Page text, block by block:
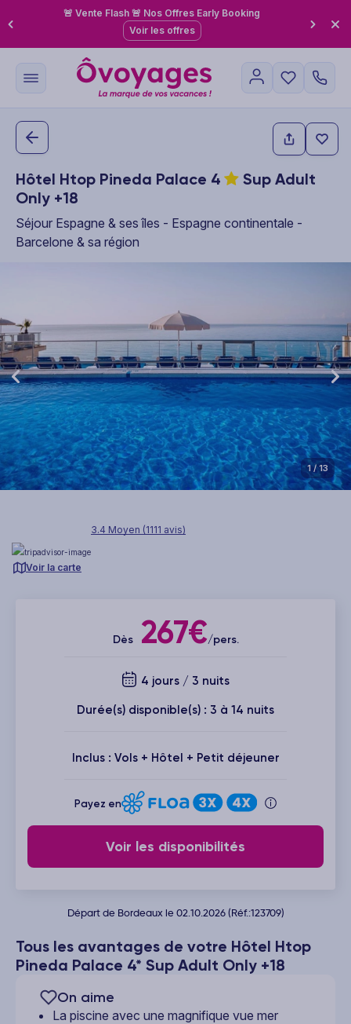
🚨 Vente Flash 🚨 Nos Offres Early Booking
Voir les offres
Hôtel Htop Pineda Palace 4
Sup Adult
Only +18
Séjour Espagne & ses îles - Espagne continentale -
Barcelone & sa région
1/ 13
3.4 Moyen (1111 avis)
Voir la carte
Tous les avantages de votre Hôtel Htop
Pineda Palace 4* Sup Adult Only +18
On aime
La piscine avec une magnifique vue mer
Dès267€/pers.
4 jours / 3 nuits
Durée(s) disponible(s) : 3 à 14 nuits
Inclus : Vols + Hôtel + Petit déjeuner
Payez en
Voir les disponibilités
Départ de Bordeaux le 02.10.2026 (Réf.:123709)